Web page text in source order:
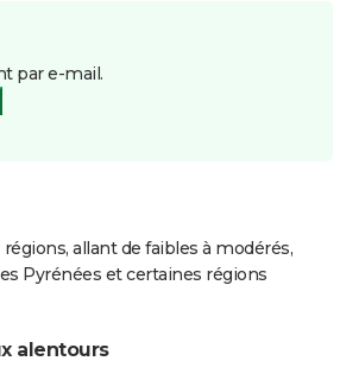
par e-mail.
allant de faibles à modérés,
Pyrénées et certaines régions
alentours